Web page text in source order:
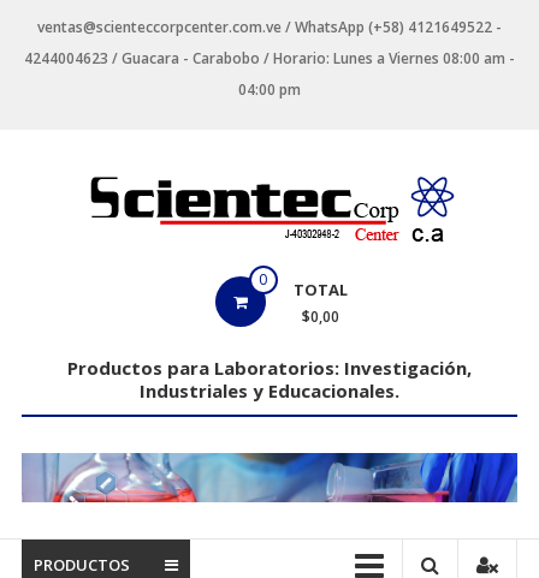
contenido
ventas@scienteccorpcenter.com.ve / WhatsApp (+58) 4121649522 -
4244004623 / Guacara - Carabobo / Horario: Lunes a Viernes 08:00 am -
04:00 pm
Laboratorios
Industriales
y
Educacionales.
0 TOTAL
$0,00
Productos para Laboratorios: Investigación,
Industriales y Educacionales.
PRODUCTOS